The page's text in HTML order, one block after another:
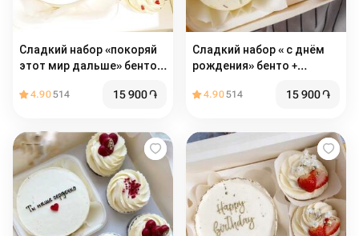
Сладкий набор «покоряй
этот мир дальше» бенто +
4.90514 15 900֏
Сладкий набор « с днём
рождения» бенто +
4.90514 15 900֏